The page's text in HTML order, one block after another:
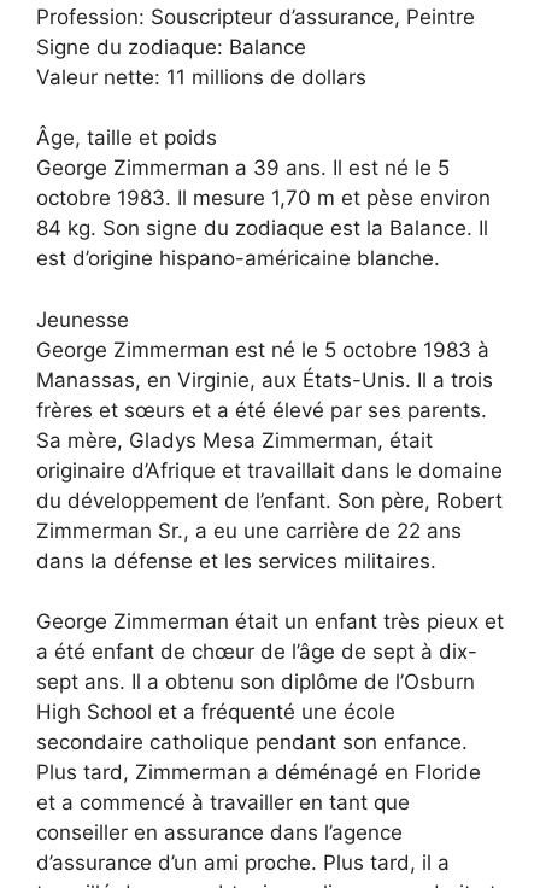
Profession: Souscripteur d’assurance, Peintre
Signe du zodiaque: Balance
Valeur nette: 11 millions de dollars
Âge, taille et poids
George Zimmerman a 39 ans. Il est né le 5
octobre 1983. Il mesure 1,70 m et pèse environ
84 kg. Son signe du zodiaque est la Balance. Il
est d’origine hispano-américaine blanche.
Jeunesse
George Zimmerman est né le 5 octobre 1983 à
Manassas, en Virginie, aux États-Unis. Il a trois
frères et sœurs et a été élevé par ses parents.
Sa mère, Gladys Mesa Zimmerman, était
originaire d’Afrique et travaillait dans le domaine
du développement de l’enfant. Son père, Robert
Zimmerman Sr., a eu une carrière de 22 ans
dans la défense et les services militaires.
George Zimmerman était un enfant très pieux et
a été enfant de chœur de l’âge de sept à dix-
sept ans. Il a obtenu son diplôme de l’Osburn
High School et a fréquenté une école
secondaire catholique pendant son enfance.
Plus tard, Zimmerman a déménagé en Floride
et a commencé à travailler en tant que
conseiller en assurance dans l’agence
d’assurance d’un ami proche. Plus tard, il a